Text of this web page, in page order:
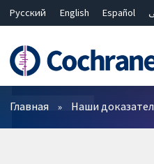
Русский English Español
Bahasa Malaysia
ไทย
繁體中
简体中文
Фильтры
Главная Наши